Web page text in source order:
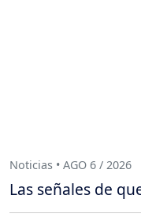
Noticias • AGO 6 / 2026
Las señales de